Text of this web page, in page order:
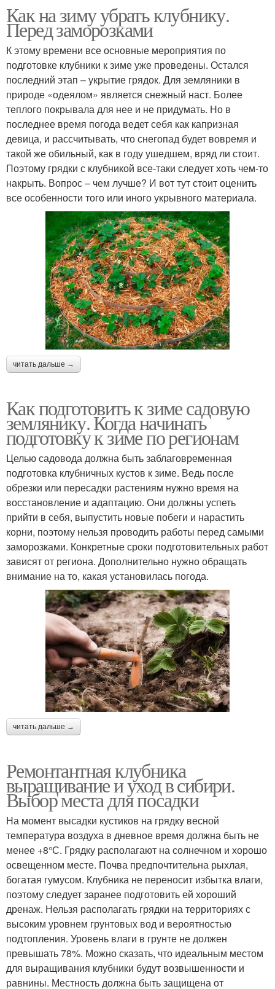
Как на зиму убрать клубнику.
Перед заморозками
К этому времени все основные мероприятия по
подготовке клубники к зиме уже проведены. Остался
последний этап – укрытие грядок. Для земляники в
природе «одеялом» является снежный наст. Более
теплого покрывала для нее и не придумать. Но в
последнее время погода ведет себя как капризная
девица, и рассчитывать, что снегопад будет вовремя и
такой же обильный, как в году ушедшем, вряд ли стоит.
Поэтому грядки с клубникой все-таки следует хоть чем-то
накрыть. Вопрос – чем лучше? И вот тут стоит оценить
все особенности того или иного укрывного материала.
читать дальше →
Как подготовить к зиме садовую
землянику. Когда начинать
подготовку к зиме по регионам
Целью садовода должна быть заблаговременная
подготовка клубничных кустов к зиме. Ведь после
обрезки или пересадки растениям нужно время на
восстановление и адаптацию. Они должны успеть
прийти в себя, выпустить новые побеги и нарастить
корни, поэтому нельзя проводить работы перед самыми
заморозками. Конкретные сроки подготовительных работ
зависят от региона. Дополнительно нужно обращать
внимание на то, какая установилась погода.
читать дальше →
Ремонтантная клубника
выращивание и уход в сибири.
Выбор места для посадки
На момент высадки кустиков на грядку весной
температура воздуха в дневное время должна быть не
менее +8°С. Грядку располагают на солнечном и хорошо
освещенном месте. Почва предпочтительна рыхлая,
богатая гумусом. Клубника не переносит избытка влаги,
поэтому следует заранее подготовить ей хороший
дренаж. Нельзя располагать грядки на территориях с
высоким уровнем грунтовых вод и вероятностью
подтопления. Уровень влаги в грунте не должен
превышать 78%. Можно сказать, что идеальным местом
для выращивания клубники будут возвышенности и
равнины. Местность должна быть защищена от